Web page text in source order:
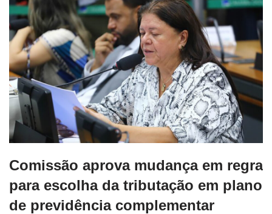
Comissão aprova mudança em regra
para escolha da tributação em plano
de previdência complementar